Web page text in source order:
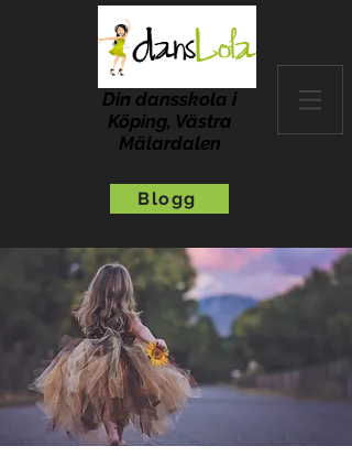
Din dansskola i
Köping, Västra
Mälardalen
Blogg